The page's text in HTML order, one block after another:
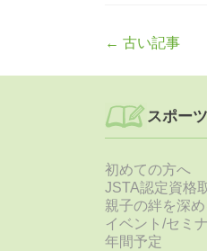
Post
← 古い記事
スポー
初めての方へ
JSTA認定資格
親子の絆を深
イベント/セミ
年間予定